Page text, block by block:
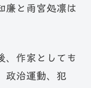
廉と雨宮処凛は
、作家としても
政治運動、犯